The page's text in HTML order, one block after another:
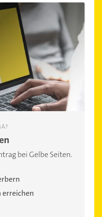
bei Gelbe Seiten.
erreichen